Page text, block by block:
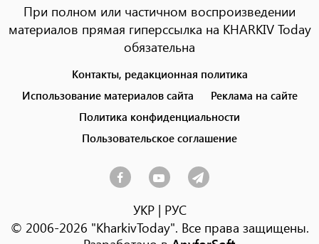
При полном или частичном воспроизведении
материалов прямая гиперссылка на KHARKIV Today
обязательна
menu
Контакты, редакционная политика
Использование материалов сайта
Реклама на сайте
Политика конфиденциальности
Пользовательское соглашение
УКР| РУС
© 2006-2026 "KharkivToday". Все права защищены.